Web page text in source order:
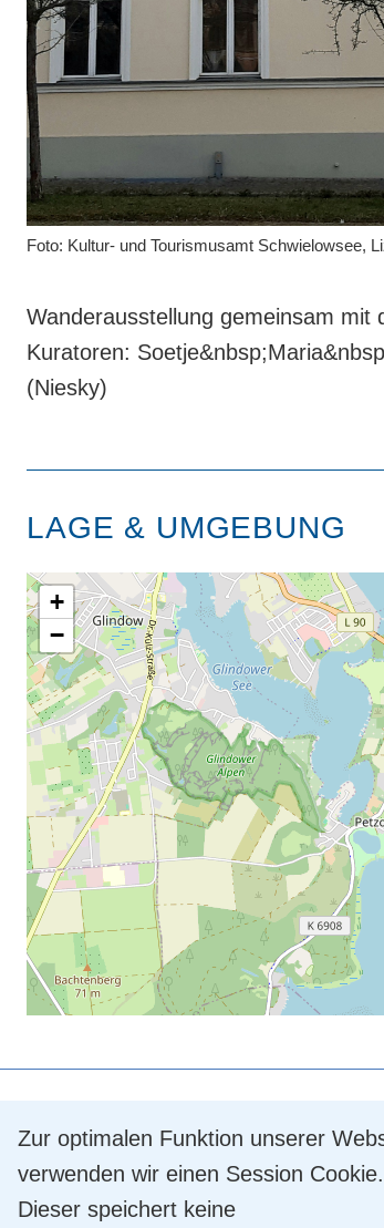
Zur optimalen Funktion unserer
verwenden wir einen Session Cookie.
Dieser speichert keine
Foto: Kultur- und Tourismusamt Schwielowsee,
Wanderausstellung gemeinsam mit
Kuratoren:
(Niesky)
LAGE & UMGEBUNG
+
−
Touristinformation
14548 Schwielowsee OT Caputh
Tel.+49 33209 769 769